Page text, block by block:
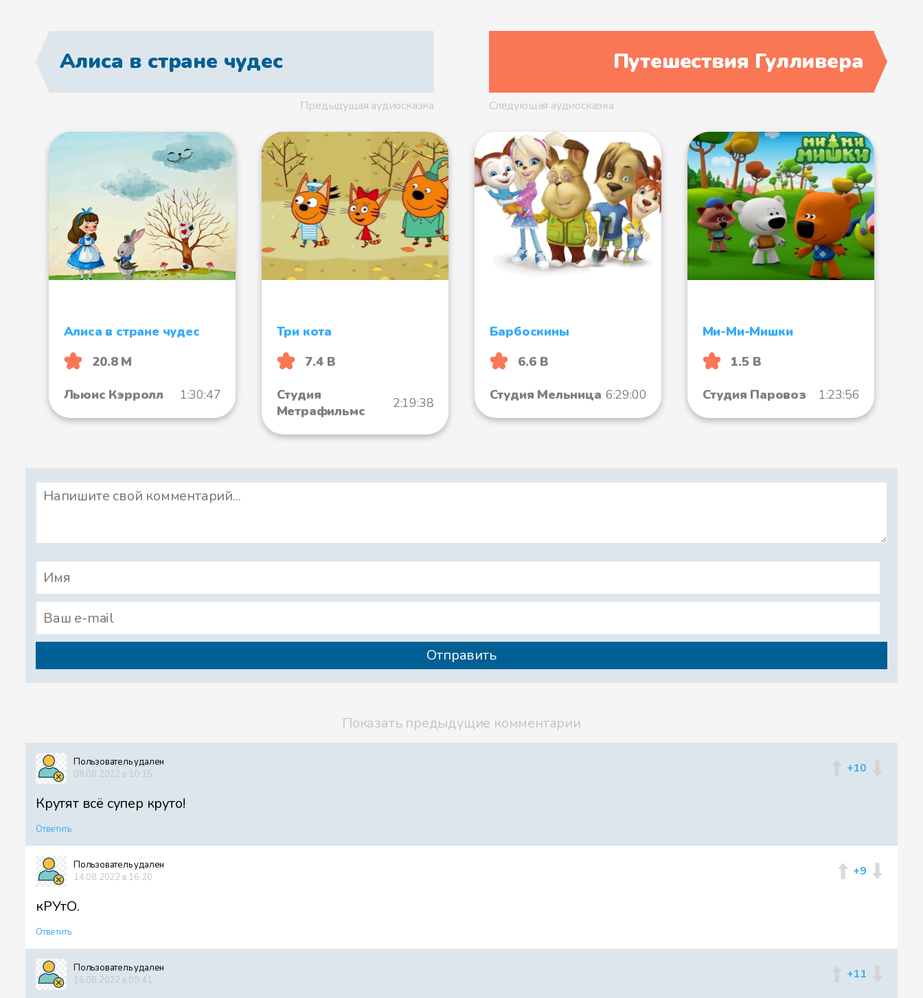
Зазеркальные насекомые 1
Братец и братик 1
Братец и братик 2
Спицы и водица 1
Спицы и водица 2
Желток-белток 2
Лев и единорог 1
Лев и единорог 2
Путешествия Гулливера
Следующая аудиосказка
Алиса в стране чудес
Предыдущая аудиосказка
Алиса в стране чудес
20.8 М
Льюис Кэрролл
1:30:47
Три кота
7.4 B
Студия
Метрафильмс
2:19:38
Барбоскины
6.6 B
Студия Мельница 6:29:00
Ми-Ми-Мишки
1.5 B
Студия Паровоз
1:23:56
Показать предыдущие комментарии
Пользователь удален
08.08.2022 в 10:15
+10
Крутят всё супер круто!
Ответить
Пользователь удален
14.08.2022 в 16:20
+9
кРУтО.
Ответить
Пользователь удален
16.08.2022 в 09:41
+11